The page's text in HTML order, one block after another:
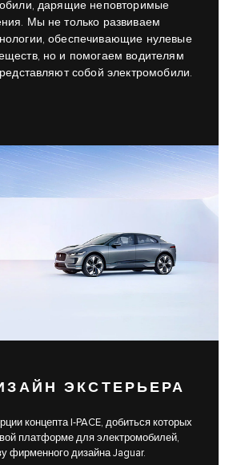
дарящие неповторимые
Мы не только развиваем
обеспечивающие нулевые
но и помогаем водителям
собой электромобили.
ЭКСТЕРЬЕРА
концепта I-PACE, добиться которых
платформе для электромобилей,
фирменного дизайна Jaguar.